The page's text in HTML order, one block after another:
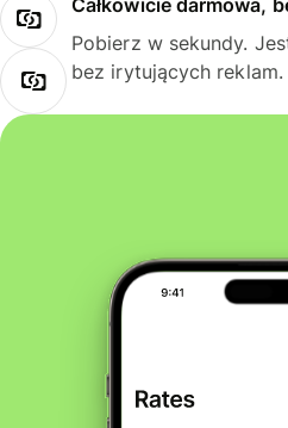
Całkowicie darmowa,
Pobierz w sekundy.
bez irytujących reklam.